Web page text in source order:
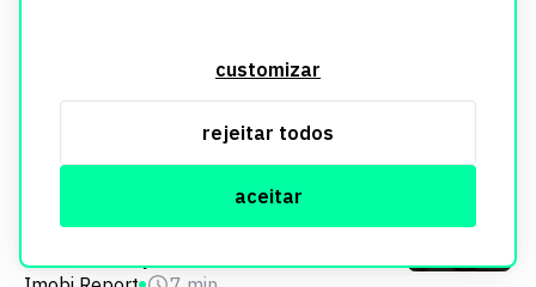
pode acelerar vendas de imóveis
NEWS DO IMOBI
Doação de imóveis e mais
estratégias dos locadores para
diminuir impostos
customizar
rejeitar todos
aceitar